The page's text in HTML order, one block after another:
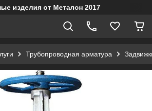
изделия от Металон 2017
Трубопроводная арматура